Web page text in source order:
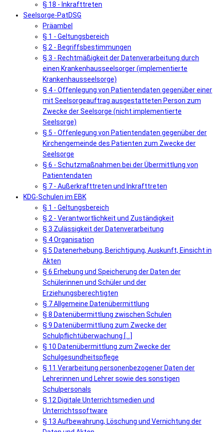
§ 18 - Inkrafttreten
Seelsorge-PatDSG
Präambel
§ 1 - Geltungsbereich
§ 2 - Begriffsbestimmungen
§ 3 - Rechtmäßigkeit der Datenverarbeitung durch
einen Krankenhausseelsorger (implementierte
Krankenhausseelsorge)
§ 4 - Offenlegung von Patientendaten gegenüber einer
mit Seelsorgeauftrag ausgestatteten Person zum
Zwecke der Seelsorge (nicht implementierte
Seelsorge)
§ 5 - Offenlegung von Patientendaten gegenüber der
Kirchengemeinde des Patienten zum Zwecke der
Seelsorge
§ 6 - Schutzmaßnahmen bei der Übermittlung von
Patientendaten
§ 7 - Außerkrafttreten und Inkrafttreten
KDG-Schulen im EBK
§ 1 - Geltungsbereich
§ 2 - Verantwortlichkeit und Zuständigkeit
§ 3 Zulässigkeit der Datenverarbeitung
§ 4 Organisation
§ 5 Datenerhebung, Berichtigung, Auskunft, Einsicht in
Akten
§ 6 Erhebung und Speicherung der Daten der
Schülerinnen und Schüler und der
Erziehungsberechtigten
§ 7 Allgemeine Datenübermittlung
§ 8 Datenübermittlung zwischen Schulen
§ 9 Datenübermittlung zum Zwecke der
Schulpflichtüberwachung [...]
§ 10 Datenübermittlung zum Zwecke der
Schulgesundheitspflege
§ 11 Verarbeitung personenbezogener Daten der
Lehrerinnen und Lehrer sowie des sonstigen
Schulpersonals
§ 12 Digitale Unterrichtsmedien und
Unterrichtssoftware
§ 13 Aufbewahrung, Löschung und Vernichtung der